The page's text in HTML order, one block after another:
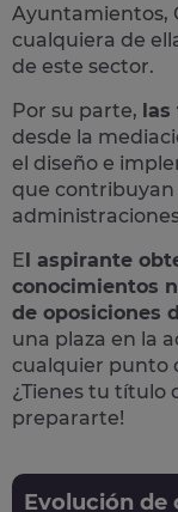
Ayuntamientos,
cualquiera de
de este sector.
Por su parte, las
desde la
el diseño e
que contribuyan
El aspirante
conocimientos
de oposiciones
una plaza en la
cualquier punto
¿Tienes tu título
prepararte!
Evolución de